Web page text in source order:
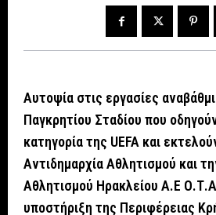
Αυτοψία στις εργασίες
Παγκρητίου Σταδίου που
κατηγορία της UEFA και
Αντιδημαρχία Αθλητισμού και
Αθλητισμού Ηρακλείου Α.Ε
υποστήριξη της Περιφέρειας